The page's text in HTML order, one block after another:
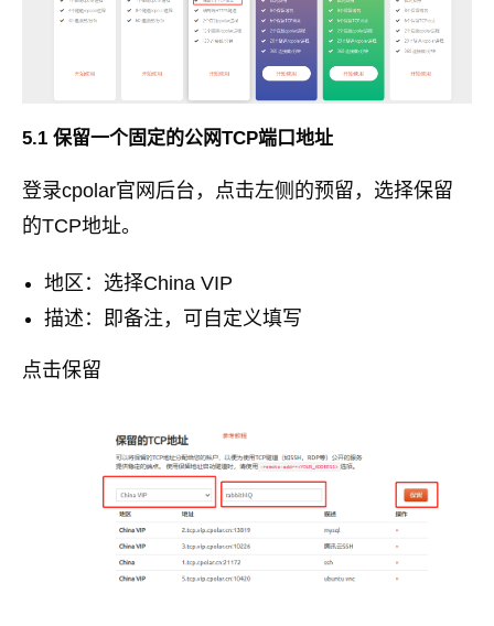
5.1 保留一个固定的公网TCP端口地址
登录cpolar官网后台，点击左侧的预留，选择保留
的TCP地址。
地区：选择China VIP
描述：即备注，可自定义填写
点击保留